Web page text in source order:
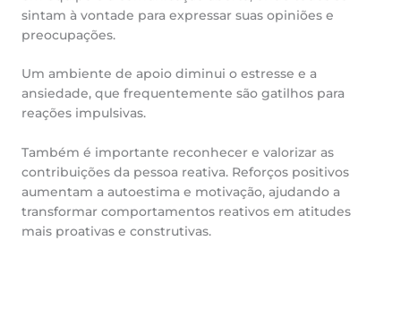
sintam à vontade para expressar suas opiniões e
preocupações.
Um ambiente de apoio diminui o estresse e a
ansiedade, que frequentemente são gatilhos para
reações impulsivas.
Também é importante reconhecer e valorizar as
contribuições da pessoa reativa. Reforços positivos
aumentam a autoestima e motivação, ajudando a
transformar comportamentos reativos em atitudes
mais proativas e construtivas.